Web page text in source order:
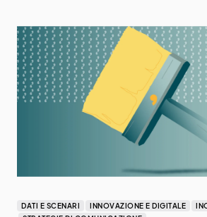
DATI E SCENARI INNOVAZIONE E DIGITALE